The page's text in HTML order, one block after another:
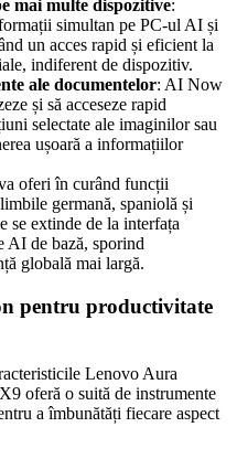
mai multe dispozitive:
simultan pe PC-ul AI și
un acces rapid și eficient la
indiferent de dispozitiv.
ale documentelor: AI Now
și să acceseze rapid
selectate ale imaginilor sau
ușoară a informațiilor
oferi în curând funcții
germană, spaniolă și
se extinde de la interfața
AI de bază, sporind
globală mai largă.
pentru productivitate
Lenovo Aura
oferă o suită de instrumente
a îmbunătăți fiecare aspect